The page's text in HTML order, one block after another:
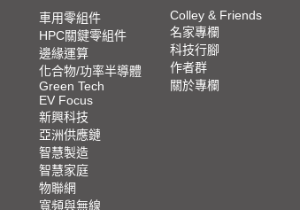
車用零組件
HPC關鍵零組件
邊緣運算
化合物/功率半導體
Green Tech
EV Focus
新興科技
亞洲供應鏈
智慧製造
智慧家庭
物聯網
寬頻與無線
Colley & Friends
名家專欄
科技行腳
作者群
關於專欄